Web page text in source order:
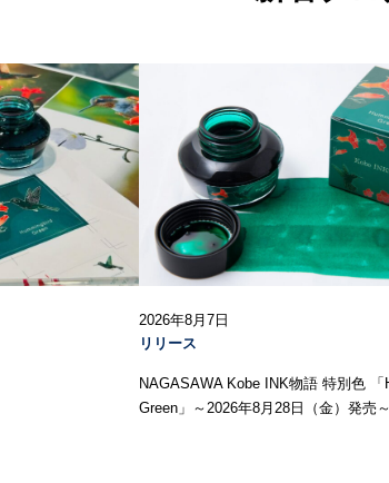
2026年8月7日
リリース
NAGASAWA Kobe INK物語 特別色 「
Green」～2026年8月28日（金）発売～